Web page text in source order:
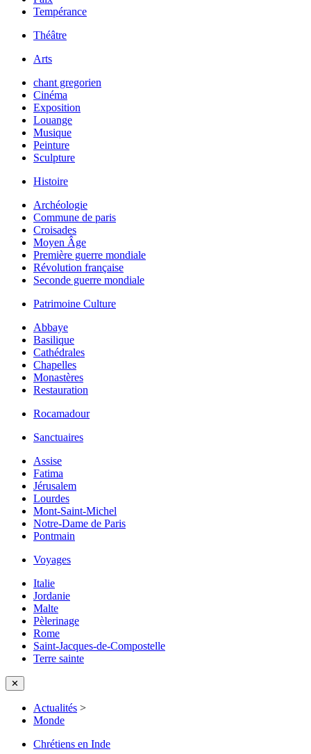
Tempérance
Théâtre
Arts
chant gregorien
Cinéma
Exposition
Louange
Musique
Peinture
Sculpture
Histoire
Archéologie
Commune de paris
Croisades
Moyen Âge
Première guerre mondiale
Révolution française
Seconde guerre mondiale
Patrimoine Culture
Abbaye
Basilique
Cathédrales
Chapelles
Monastères
Restauration
Rocamadour
Sanctuaires
Assise
Fatima
Jérusalem
Lourdes
Mont-Saint-Michel
Notre-Dame de Paris
Pontmain
Voyages
Italie
Jordanie
Malte
Pèlerinage
Rome
Saint-Jacques-de-Compostelle
Terre sainte
✕
Actualités >
Monde
Chrétiens en Inde